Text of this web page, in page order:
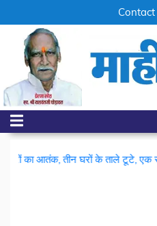
तीन घरों के ताले टूटे, एक से 2.60 लाख